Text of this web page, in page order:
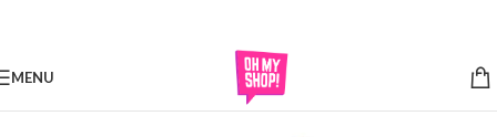
MENU